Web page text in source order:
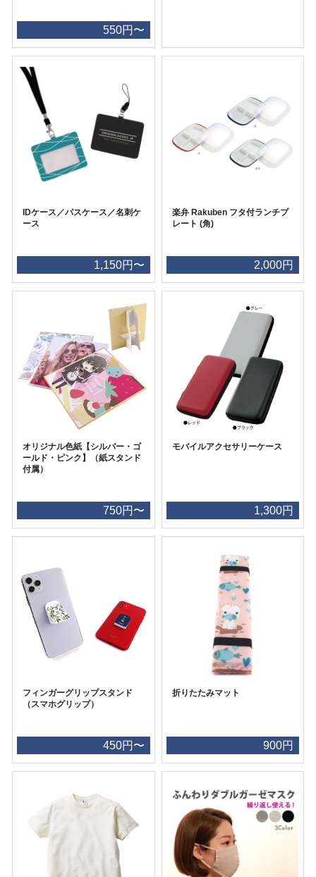
550円〜
IDケース／パスケース／名刺ケ
ース
1,150円〜
楽弁 Rakuben フタ付ランチプ
レート (角)
2,000円
オリジナル色紙【シルバー・ゴ
ールド・ピンク】（紙スタンド
付属）
750円〜
モバイルアクセサリーケース
1,300円
フィンガーグリップスタンド
（スマホグリップ）
450円〜
折りたたみマット
900円